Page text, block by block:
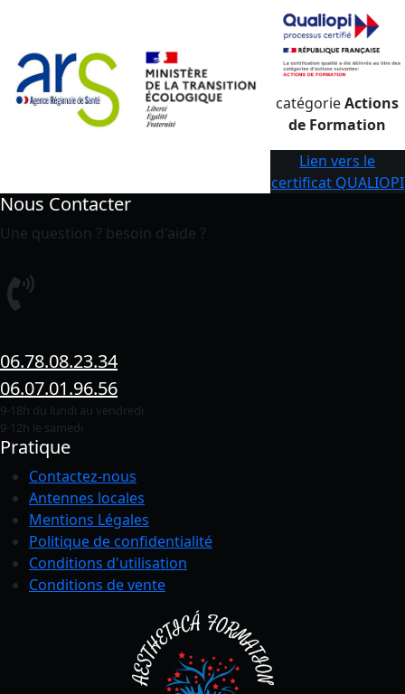
catégorieActions
de Formation
Lien vers le
certificat QUALIOPI
Nous Contacter
Une question ? besoin d'aide ?
06.78.08.23.34
06.07.01.96.56
9-18h du lundi au vendredi
9-12h le samedi
Pratique
Contactez-nous
Antennes locales
Mentions Légales
Politique de confidentialité
Conditions d'utilisation
Conditions de vente